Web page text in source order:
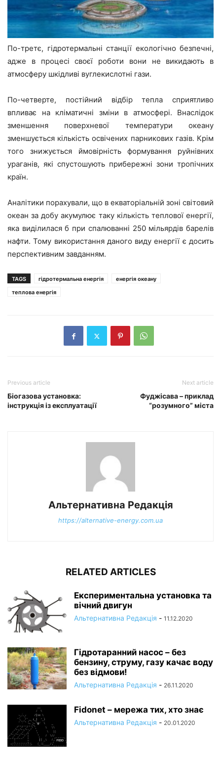
По-третє, гідротермальні станції екологічно безпечні,
адже в процесі своєї роботи вони не викидають в
атмосферу шкідливі вуглекислотні гази.
По-четверте, постійний відбір тепла сприятливо
впливає на кліматичні зміни в атмосфері. Внаслідок
зменшення поверхневої температури океану
зменшується кількість освічених парникових газів. Крім
того знижується ймовірність формування руйнівних
ураганів, які спустошують прибережні зони тропічних
країн.
Аналітики порахували, що в екваторіальній зоні світовий
океан за добу акумулює таку кількість теплової енергії,
яка виділилася б при спалюванні 250 мільярдів барелів
нафти. Тому використання даного виду енергії є досить
перспективним завданням.
TAGS гідротермальна енергія
енергія океану
теплова енергія
Previous article
Біогазова установка:
інструкція із експлуатації
Next article
Фyджісава – приклад
“розумного” міста
Альтернативна Редакція
https://alternative-energy.com.ua
RELATED ARTICLES
Експериментальна установка та
вічний двигун
Альтернативна Редакція - 11.12.2020
Гідротаранний насос – без
бензину, струму, газу качає воду
без відмови!
Альтернативна Редакція - 26.11.2020
Fidonet – мережа тих, хто знає
Альтернативна Редакція - 20.01.2020